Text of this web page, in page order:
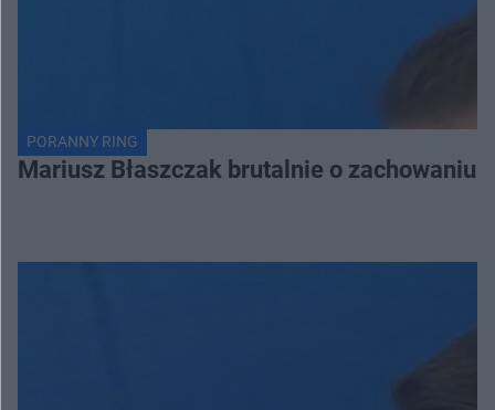
PORANNY RING
Mariusz Błaszczak brutalnie o zachowaniu